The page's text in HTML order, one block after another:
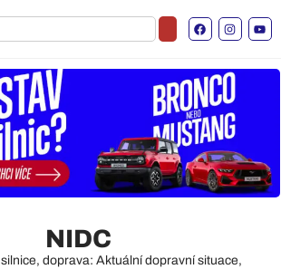
NIDC
doprava: Aktuální dopravní situace,